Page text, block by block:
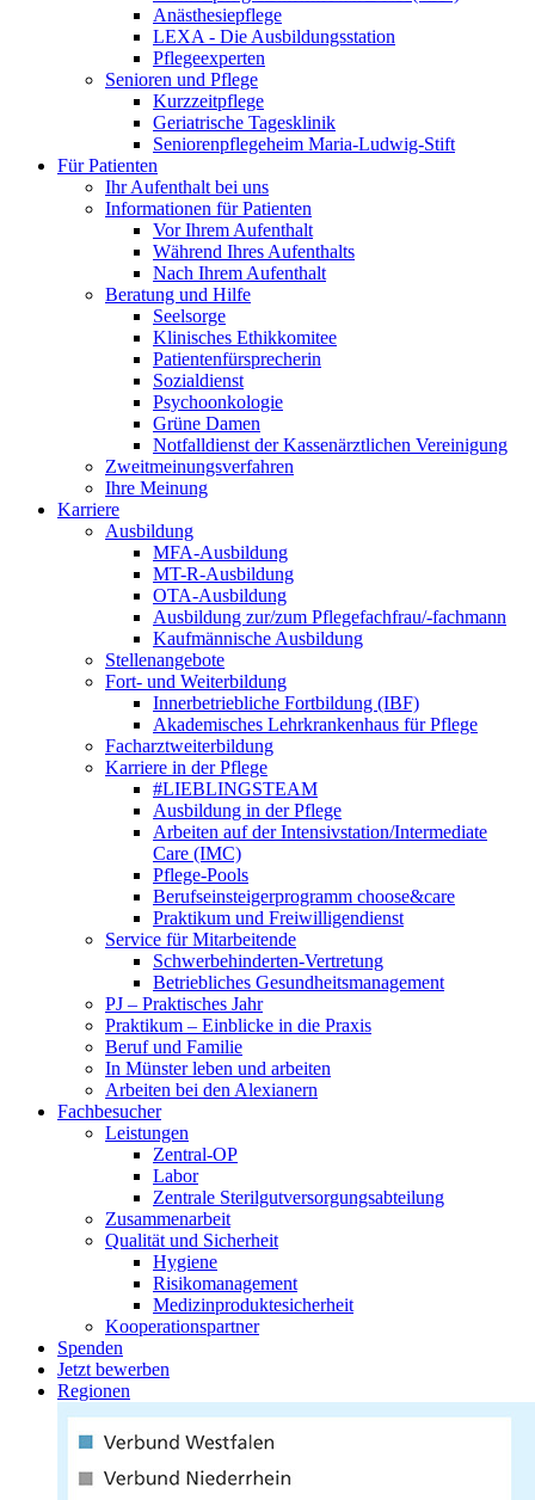
Anästhesiepflege
LEXA - Die Ausbildungsstation
Pflegeexperten
Senioren und Pflege
Kurzzeitpflege
Geriatrische Tagesklinik
Seniorenpflegeheim Maria-Ludwig-Stift
Für Patienten
Ihr Aufenthalt bei uns
Informationen für Patienten
Vor Ihrem Aufenthalt
Während Ihres Aufenthalts
Nach Ihrem Aufenthalt
Beratung und Hilfe
Seelsorge
Klinisches Ethikkomitee
Patientenfürsprecherin
Sozialdienst
Psychoonkologie
Grüne Damen
Notfalldienst der Kassenärztlichen Vereinigung
Zweitmeinungsverfahren
Ihre Meinung
Karriere
Ausbildung
MFA-Ausbildung
MT-R-Ausbildung
OTA-Ausbildung
Ausbildung zur/zum Pflegefachfrau/-fachmann
Kaufmännische Ausbildung
Stellenangebote
Fort- und Weiterbildung
Innerbetriebliche Fortbildung (IBF)
Akademisches Lehrkrankenhaus für Pflege
Facharztweiterbildung
Karriere in der Pflege
#LIEBLINGSTEAM
Ausbildung in der Pflege
Arbeiten auf der Intensivstation/Intermediate
Care (IMC)
Pflege-Pools
Berufseinsteigerprogramm choose&care
Praktikum und Freiwilligendienst
Service für Mitarbeitende
Schwerbehinderten-Vertretung
Betriebliches Gesundheitsmanagement
PJ – Praktisches Jahr
Praktikum – Einblicke in die Praxis
Beruf und Familie
In Münster leben und arbeiten
Arbeiten bei den Alexianern
Fachbesucher
Leistungen
Zentral-OP
Labor
Zentrale Sterilgutversorgungsabteilung
Zusammenarbeit
Qualität und Sicherheit
Hygiene
Risikomanagement
Medizinproduktesicherheit
Kooperationspartner
Spenden
Jetzt bewerben
Regionen